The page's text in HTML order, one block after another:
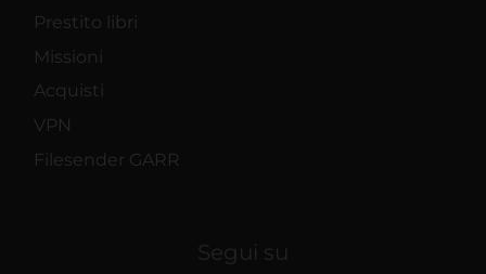
Prestito libri
Missioni
Acquisti
VPN
Filesender GARR
Segui su